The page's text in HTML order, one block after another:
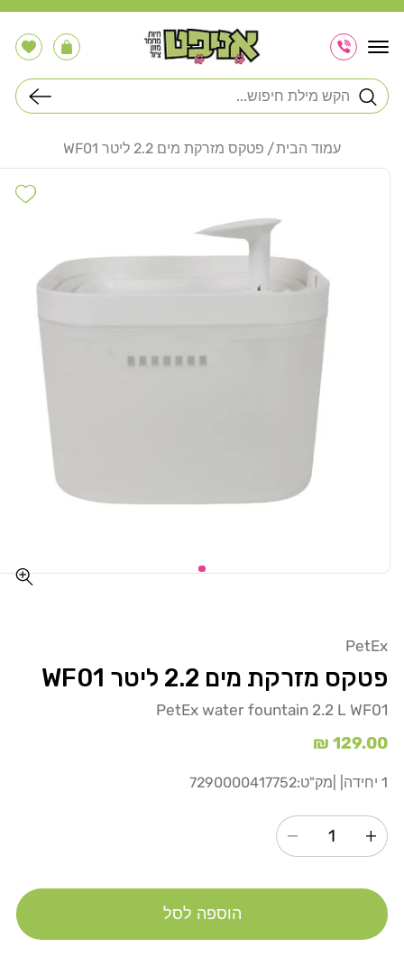
דלג
לתוכן
חיפוש
עֲגָלָההרשימה
שלי
עמוד הבית פטקס מזרקת מים 2.2 ליטר WF01
דלג
PetEx
פטקס מזרקת מים 2.2 ליטר WF01
PetEx water fountain 2.2 L WF01
מחיר
רגיל
129.00 ₪
1 יחידה מק"ט:7290000417752
הגדל
עבור
מזרקת
הקטנת
מזרקת
הוספה לסל